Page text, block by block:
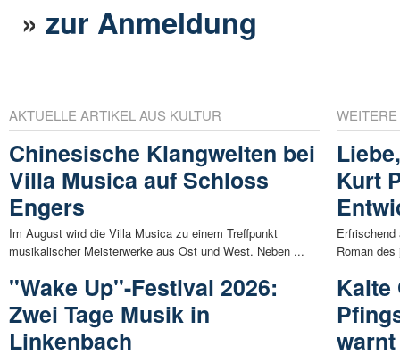
»zur Anmeldung
AKTUELLE ARTIKEL AUS KULTUR
Chinesische Klangwelten bei
Villa Musica auf Schloss
Engers
Im August wird die Villa Musica zu einem Treffpunkt
musikalischer Meisterwerke aus Ost und West. Neben ...
"Wake Up"-Festival 2026:
Zwei Tage Musik in
Linkenbach
Kurt
Roman
Kalte